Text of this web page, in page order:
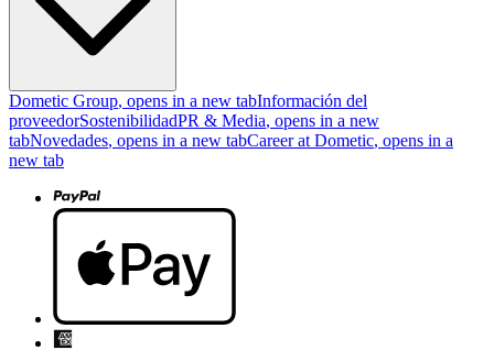
Dometic Group, opens in a new tabInformación del
proveedorSostenibilidadPR & Media, opens in a new
tabNovedades, opens in a new tabCareer at Dometic, opens in a
new tab